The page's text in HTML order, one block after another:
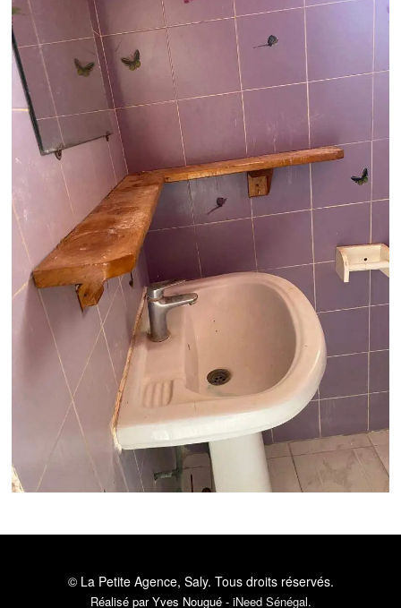
© La Petite Agence, Saly. Tous droits réservés.
Réalisé par Yves Nougué - iNeed Sénégal.